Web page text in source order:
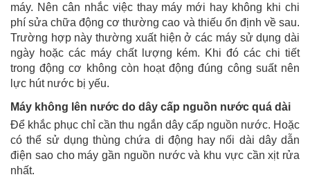
máy. Nên cân nhắc việc thay máy mới hay không khi chi
Trường hợp này thường xuất hiện ở các máy sử dụng dài
ngày hoặc các máy chất lượng kém. Khi đó các chi tiết
trong động cơ không còn hoạt động đúng công suất nên
lực hút nước bị yếu.
Máy không lên nước do dây cấp nguồn nước quá dài
Để khắc phục chỉ cần thu ngắn dây cấp nguồn nước. Hoặc
có thể sử dụng thùng chứa di động hay nối dài dây dẫn
điện sao cho máy gần nguồn nước và khu vực cần xịt rửa
nhất.